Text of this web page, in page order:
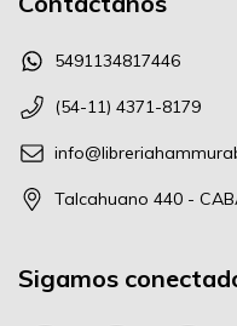
5491134817446
(54-11) 4371-8179
Talcahuano 440 -
Sigamos